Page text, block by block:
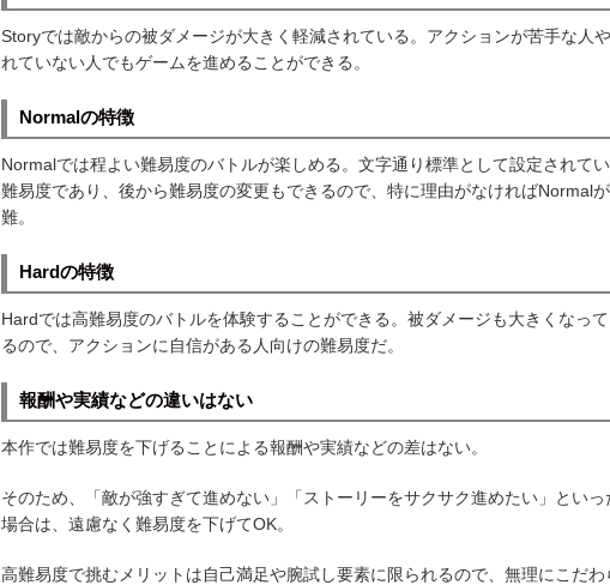
Storyでは敵からの被ダメージが大きく軽減されている。アクションが苦手な人
れていない人でもゲームを進めることができる。
Normalの特徴
Normalでは程よい難易度のバトルが楽しめる。文字通り標準として設定されて
難易度であり、後から難易度の変更もできるので、特に理由がなければNormal
難。
Hardの特徴
Hardでは高難易度のバトルを体験することができる。被ダメージも大きくなっ
るので、アクションに自信がある人向けの難易度だ。
報酬や実績などの違いはない
本作では難易度を下げることによる報酬や実績などの差はない。
そのため、「敵が強すぎて進めない」「ストーリーをサクサク進めたい」といっ
場合は、遠慮なく難易度を下げてOK。
高難易度で挑むメリットは自己満足や腕試し要素に限られるので、無理にこだわ